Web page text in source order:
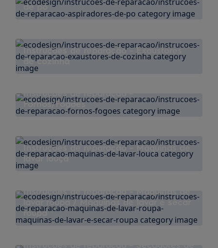
de pó
Instruções de reparação - Exaustores
de cozinha
Fornos/Fogões
Instruções de reparação - Máquinas de
lavar louça
Instruções de reparação - Máquinas de
lavar roupa / Máquinas de lavar e secar
roupa